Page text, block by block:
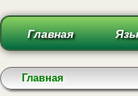
Главная
Вы здесь
Главная